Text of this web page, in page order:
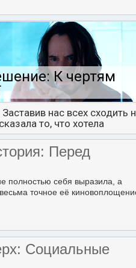
К чертям
нас всех сходить
то, что хотела
Перед
полностью себя выразила, а
точное её
Социальные